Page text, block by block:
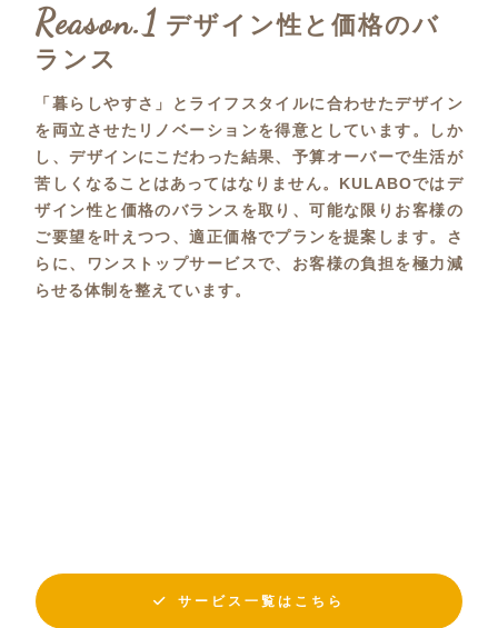
Reason.1 デザイン性と価格のバ
ランス
「暮らしやすさ」とライフスタイルに合わせたデザイン
を両立させたリノベーションを得意としています。しか
し、デザインにこだわった結果、予算オーバーで生活が
苦しくなることはあってはなりません。KULABOではデ
ザイン性と価格のバランスを取り、可能な限りお客様の
ご要望を叶えつつ、適正価格でプランを提案します。さ
らに、ワンストップサービスで、お客様の負担を極力減
らせる体制を整えています。
サービス一覧はこちら